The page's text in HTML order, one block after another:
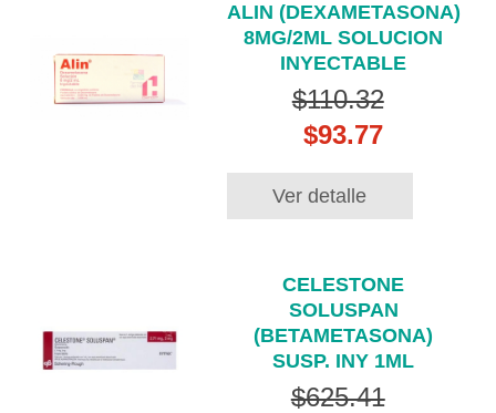
ALIN (DEXAMETASONA)
8MG/2ML SOLUCION
INYECTABLE
$110.32
$93.77
Ver detalle
CELESTONE
SOLUSPAN
(BETAMETASONA)
SUSP. INY 1ML
$625.41